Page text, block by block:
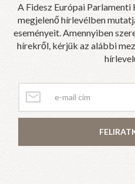
A Fidesz Európai
megjelenő hírlevélben
eseményeit. Amennyiben
hírekről, kérjük az alábbi